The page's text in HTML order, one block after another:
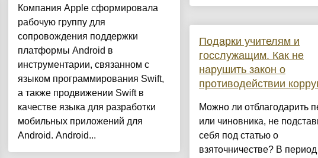
Компания Apple сформировала
рабочую группу для
сопровождения поддержки
платформы Android в
инструментарии, связанном с
языком программирования Swift,
а также продвижении Swift в
качестве языка для разработки
мобильных приложений для
Android. Android...
Подарки учителям и
госслужащим. Как не
нарушить закон о
противодействии
Можно ли отблагодарить
или чиновника, не
себя под статью о
взяточничестве? В период